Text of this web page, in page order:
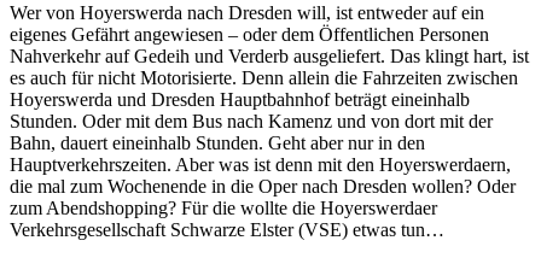
Wer von Hoyerswerda nach Dresden will, ist entweder auf ein
eigenes Gefährt angewiesen – oder dem Öffentlichen Personen
Nahverkehr auf Gedeih und Verderb ausgeliefert. Das klingt hart, ist
es auch für nicht Motorisierte. Denn allein die Fahrzeiten zwischen
Hoyerswerda und Dresden Hauptbahnhof beträgt eineinhalb
Stunden. Oder mit dem Bus nach Kamenz und von dort mit der
Bahn, dauert eineinhalb Stunden. Geht aber nur in den
Hauptverkehrszeiten. Aber was ist denn mit den Hoyerswerdaern,
die mal zum Wochenende in die Oper nach Dresden wollen? Oder
zum Abendshopping? Für die wollte die Hoyerswerdaer
Verkehrsgesellschaft Schwarze Elster (VSE) etwas tun…